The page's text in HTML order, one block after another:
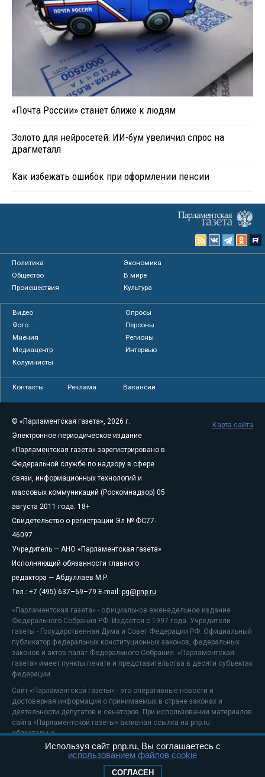
«Почта России» станет ближе к людям
Золото для нейросетей: ИИ-бум увеличил спрос на
драгметалл
Как избежать ошибок при оформлении пенсии
Политика
Экономика
Общество
В мире
Происшествия
Культура
Видео
Опросы
Фото
Персоны
Мнения
Регионы
Медиацентр
Интервью
Колумнисты
Контакты Реклама Вакансии
© «Парламентская газета», 2026 г.
Электронное периодическое издание
«Парламентская газета» зарегистрировано в
Федеральной службе по надзору в сфере
связи, информационных технологий и
массовых коммуникаций (Роскомнадзор) 05
августа 2011 года. 18+
Свидетельство о регистрации Эл № ФС77-
46097
Учредитель — АНО «Парламентская газета»
Исполняющий обязанности главного
редактора — Абдуллаев М.Р.
Тел.: +7 (495) 637–69–79 E-mail: pg@pnp.ru
«Парламентская газета» - официальное еженедельное издание
Федерального Собрания РФ. Издается с 1997 года. Учредители
газеты - Государственная Дума и Совет Федерации РФ. Официальный
публикатор федеральных конституционных законов, федеральных
законов и актов палат Федерального Собрания. «Парламентская
газета» имеет пункты печати и представительства в десяти субъектах
федерации.
Сайт «Парламентской газеты» - это оперативные новости и
достоверная информация о принимаемых в стране законах и
деятельности депутатов и сенаторов. При использовании материалов
сайта «Парламентской газеты» активная ссылка на pnp.ru
обязательна.
На информационном ресурсе применяютсярекомендательные
Положение о защите персональных данных
Карта сайта
Используя сайт pnp.ru, Вы соглашаетесь с
использованием файлов cookie
СОГЛАСЕН